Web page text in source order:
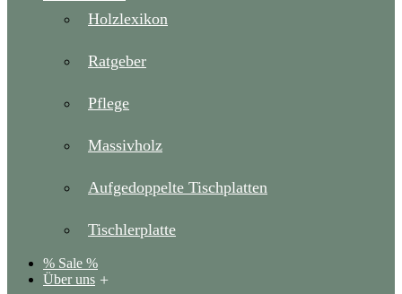
Holzlexikon
Ratgeber
Pflege
Massivholz
Aufgedoppelte Tischplatten
Tischlerplatte
% Sale %
Über uns